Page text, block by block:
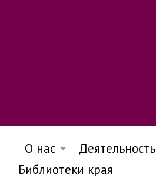
О нас Деятельность
Библиотеки края